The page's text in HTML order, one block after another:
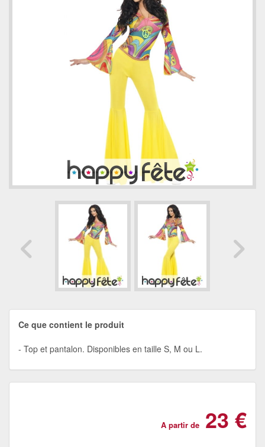
Ce que contient le produit
Top et pantalon. Disponibles en taille S, M ou L.
A partir de 23 €